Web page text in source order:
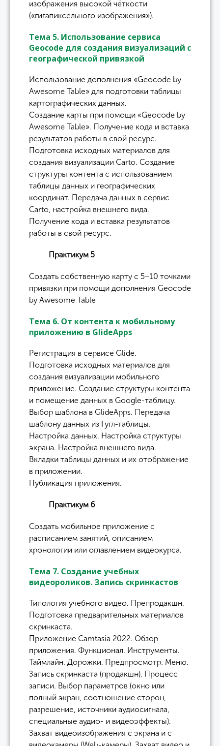
изображения высокой чёткости
(«гигапиксельного изображения»).
Тема 5. Использование сервиса
Geocode для создания визуализаций с
географической привязкой
Использование дополнения «Geocode by
Awesome Table» для подготовки таблицы
картографических данных.
Создание карты при помощи «Geocode by
Awesome Table». Получение кода и вставка
результатов работы в свой ресурс.
Подготовка исходных материалов для
создания визуализации Carto. Создание
структуры контента с использованием
таблицы данных и географических
координат. Передача данных в сервис
Carto, настройка внешнего вида.
Получение кода и вставка результатов
работы в свой ресурс.
Практикум 5
Создать собственную карту с 5−10 точками
привязки при помощи дополнения Geocode
by Awesome Table
Тема 6. От контента к мобильному
приложению в GlideApps
Регистрация в сервисе Glide.
Подготовка исходных материалов для
создания визуализации мобильного
приложение. Создание структуры контента
и помещение данных в Google-таблицу.
Выбор шаблона в GlideApps. Передача
шаблону данных из Гугл-таблицы.
Настройка данных. Настройка структуры
экрана. Настройка внешнего вида.
Вкладки таблицы данных и их отображение
в приложении.
Публикация приложения.
Практикум 6
Создать мобильное приложение с
расписанием занятий, описанием
хронологии или оглавлением видеокурса.
Тема 7. Создание учебных
видеороликов. Запись скринкастов
Типология учебного видео. Препродакшн.
Подготовка предварительных материалов
скринкаста.
Приложение Camtasia 2022. Обзор
приложения. Функционал. Инструменты.
Таймлайн. Дорожки. Предпросмотр. Меню.
Запись скринкаста (продакшн). Процесс
записи. Выбор параметров (окно или
полный экран, соотношение сторон,
разрешение, источники аудиосигнала,
специальные аудио- и видеоэффекты).
Захват видеоизображения с экрана и с